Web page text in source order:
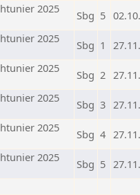
2025
Sbg 5
2025
Sbg 1
2025
Sbg 2
2025
Sbg 3
2025
Sbg 4
2025
Sbg 5